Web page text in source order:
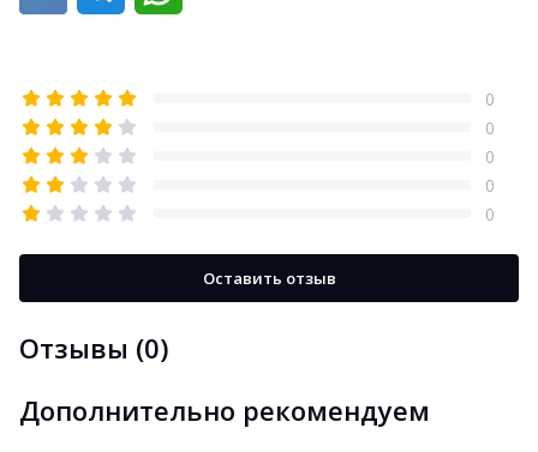
Отзывы (0)
0
0
0
0
0
Оставить отзыв
Дополнительно рекомендуем